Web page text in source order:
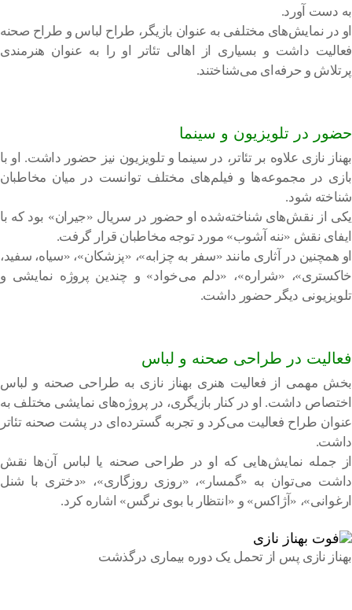
به دست آورد.
او در نمایش‌های مختلفی به عنوان بازیگر، طراح لباس و طراح صحنه
فعالیت داشت و بسیاری از اهالی تئاتر او را به عنوان هنرمندی
پرتلاش و حرفه‌ای می‌شناختند.
حضور در تلویزیون و سینما
بهناز نازی علاوه بر تئاتر، در سینما و تلویزیون نیز حضور داشت. او با
بازی در مجموعه‌ها و فیلم‌های مختلف توانست در میان مخاطبان
شناخته شود.
یکی از نقش‌های شناخته‌شده او حضور در سریال «جیران» بود که با
ایفای نقش «ننه آشوب» مورد توجه مخاطبان قرار گرفت.
او همچنین در آثاری مانند «سفر به چزابه»، «پزشکان»، «سیاه، سفید،
خاکستری»، «شراره»، «دلم می‌خواد» و چندین پروژه نمایشی و
تلویزیونی دیگر حضور داشت.
فعالیت در طراحی صحنه و لباس
بخش مهمی از فعالیت هنری بهناز نازی به طراحی صحنه و لباس
اختصاص داشت. او در کنار بازیگری، در پروژه‌های نمایشی مختلف به
عنوان طراح فعالیت می‌کرد و تجربه گسترده‌ای در پشت صحنه تئاتر
داشت.
از جمله نمایش‌هایی که او در طراحی صحنه یا لباس آن‌ها نقش
داشت می‌توان به «گمسار»، «روزی روزگاری»، «دختری با شنل
ارغوانی»، «آژاکس» و «انتظار با بوی نرگس» اشاره کرد.
بهناز نازی پس از تحمل یک دوره بیماری درگذشت